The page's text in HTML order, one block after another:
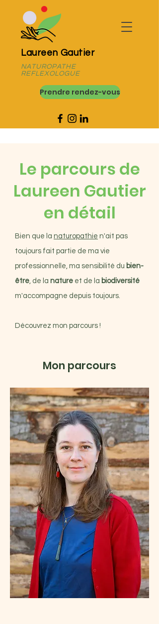
Laureen Gautier
NATUROPATHE
REFLEXOLOGUE
Prendre rendez-vous
Le parcours de
Laureen Gautier
en détail
Bien que la naturopathie n'ait pas
toujours fait partie de ma vie
professionnelle, ma sensibilité du bien-
être, de la nature et de la biodiversité
m'accompagne depuis toujours.
Découvrez mon parcours !
Mon parcours